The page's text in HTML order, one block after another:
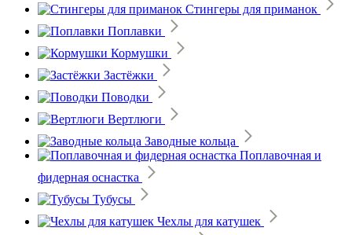
Стингеры для приманок
Поплавки
Кормушки
Застёжки
Поводки
Вертлюги
Заводные кольца
Поплавочная и
фидерная оснастка
Тубусы
Чехлы для катушек